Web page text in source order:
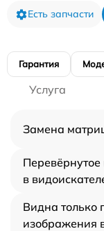
Есть запчасти
Гарантия
Услуга
Замена
в
Видна только
изображения